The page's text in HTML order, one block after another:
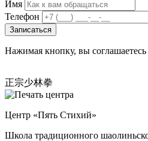
Имя
Телефон
Записаться
Нажимая кнопку, вы
正宗少林拳
Центр «Пять Стихий»
Школа традиционного